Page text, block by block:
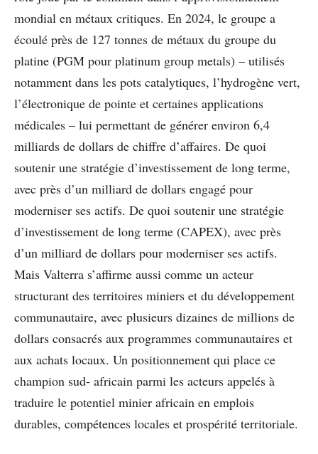
mondial en métaux critiques. En 2024, le groupe a
écoulé près de 127 tonnes de métaux du groupe du
platine (PGM pour platinum group metals) – utilisés
notamment dans les pots catalytiques, l’hydrogène vert,
l’électronique de pointe et certaines applications
médicales – lui permettant de générer environ 6,4
milliards de dollars de chiffre d’affaires. De quoi
soutenir une stratégie d’investissement de long terme,
avec près d’un milliard de dollars engagé pour
moderniser ses actifs. De quoi soutenir une stratégie
d’investissement de long terme (CAPEX), avec près
d’un milliard de dollars pour moderniser ses actifs.
Mais Valterra s’affirme aussi comme un acteur
structurant des territoires miniers et du développement
communautaire, avec plusieurs dizaines de millions de
dollars consacrés aux programmes communautaires et
aux achats locaux. Un positionnement qui place ce
champion sud- africain parmi les acteurs appelés à
traduire le potentiel minier africain en emplois
durables, compétences locales et prospérité territoriale.